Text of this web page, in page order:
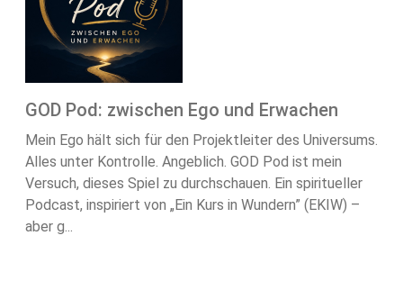
GOD Pod: zwischen Ego und Erwachen
Mein Ego hält sich für den Projektleiter des Universums.
Alles unter Kontrolle. Angeblich. GOD Pod ist mein
Versuch, dieses Spiel zu durchschauen. Ein spiritueller
Podcast, inspiriert von „Ein Kurs in Wundern” (EKIW) –
aber g...